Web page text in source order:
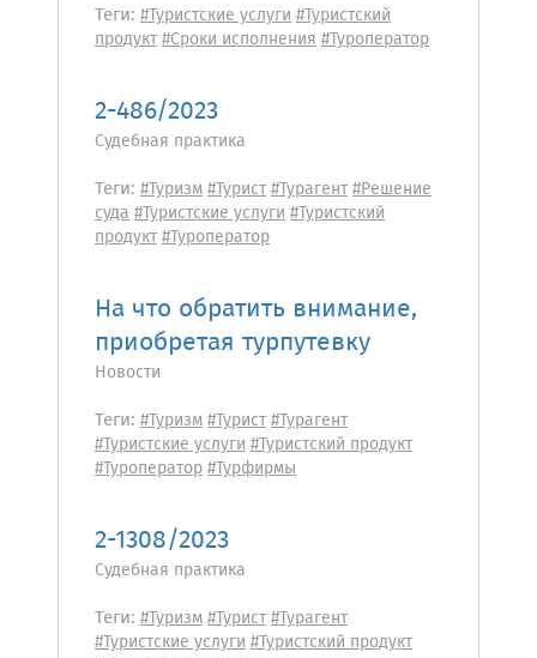
Теги: #Туристские услуги#Туристский
продукт#Сроки исполнения#Туроператор
2-486/2023
Судебная практика
Теги: #Туризм#Турист#Турагент#Решение
суда#Туристские услуги#Туристский
продукт#Туроператор
На что обратить внимание,
приобретая турпутевку
Новости
Теги: #Туризм#Турист#Турагент
#Туристские услуги#Туристский продукт
#Туроператор#Турфирмы
2-1308/2023
Судебная практика
Теги: #Туризм#Турист#Турагент
#Туристские услуги#Туристский продукт